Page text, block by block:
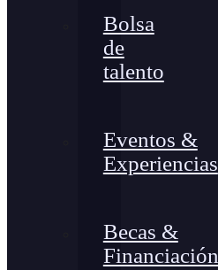
Bolsa
de
talento
Eventos &
Experiencias
Becas &
Financiación